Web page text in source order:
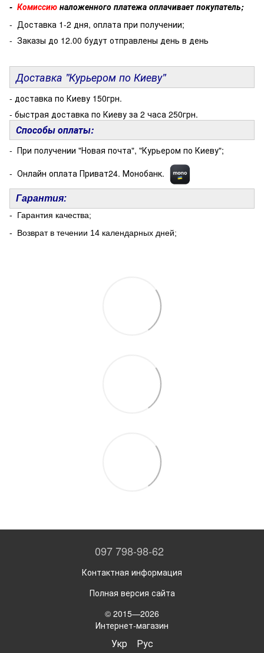
- Комиссию наложенного платежа оплачивает покупатель;
- Доставка 1-2 дня, оплата при получении;
- Заказы до 12.00 будут отправлены день в день
Доставка "Курьером по Киеву"
- доставка по Киеву 150грн.
- быстрая доставка по Киеву за 2 часа 250грн.
Способы оплаты:
- При получении "Новая почта", "Курьером по Киеву";
- Онлайн оплата Приват24. Монобанк.
Гарантия:
- Гарантия качества;
- Возврат в течении 14 календарных дней;
097 798-98-62
Контактная информация
Полная версия сайта
© 2015—2026
Интернет-магазин
Укр Рус